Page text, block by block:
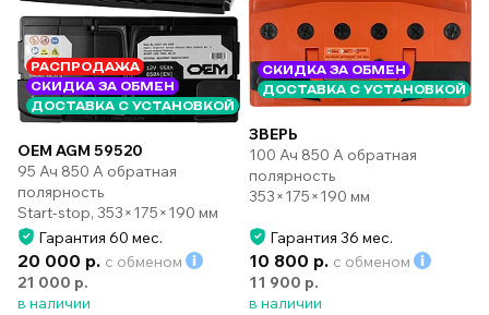
РАСПРОДАЖА
СКИДКА ЗА ОБМЕН
ДОСТАВКА С УСТАНОВКОЙ
OEM AGM 59520
95 Ач 850 А обратная
полярность
Start-stop, 353×175×190 мм
Гарантия 60 мес.
20 000 р. с обменом
21 000 р.
в наличии
СКИДКА ЗА ОБМЕН
ДОСТАВКА С УСТАНОВКОЙ
ЗВЕРЬ
100 Ач 850 А обратная
полярность
353×175×190 мм
Гарантия 36 мес.
10 800 р. с обменом
11 900 р.
в наличии